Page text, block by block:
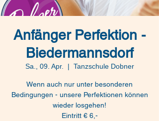
Anfänger Perfektion -
Biedermannsdorf
Sa., 09. Apr.
  |
Tanzschule Dobner
Wenn auch nur unter besonderen
Bedingungen - unsere Perfektionen können
wieder losgehen!
Eintritt € 6,-